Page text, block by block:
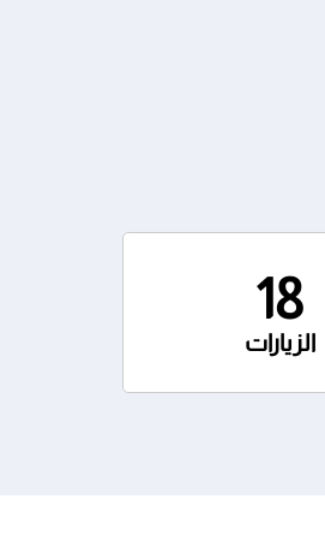
18
الزيارات